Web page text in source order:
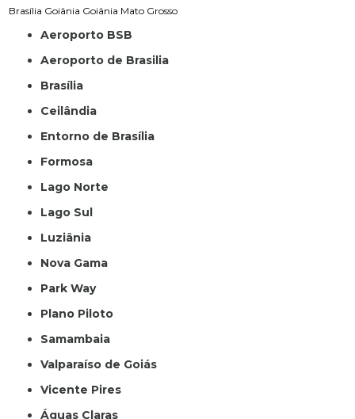
Brasília Goiânia Goiânia Mato Grosso
Aeroporto BSB
Aeroporto de Brasilia
Brasília
Ceilândia
Entorno de Brasília
Formosa
Lago Norte
Lago Sul
Luziânia
Nova Gama
Park Way
Plano Piloto
Samambaia
Valparaíso de Goiás
Vicente Pires
Águas Claras